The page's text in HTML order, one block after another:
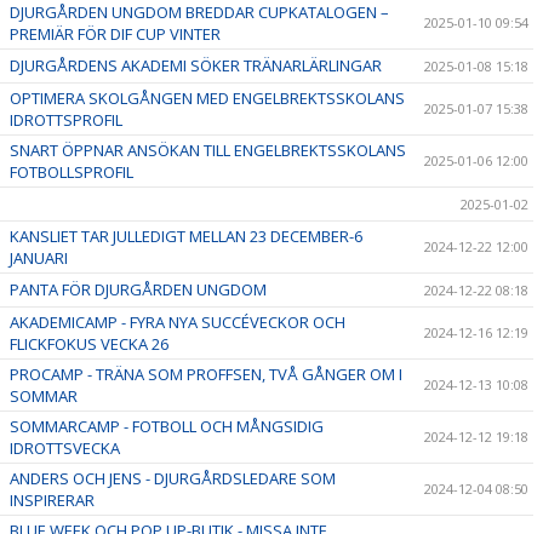
DJURGÅRDEN UNGDOM BREDDAR CUPKATALOGEN –
PREMIÄR FÖR DIF CUP VINTER
2025-01-10 09:54
DJURGÅRDENS AKADEMI SÖKER TRÄNARLÄRLINGAR 2025-01-08 15:18
OPTIMERA SKOLGÅNGEN MED ENGELBREKTSSKOLANS
IDROTTSPROFIL
2025-01-07 15:38
SNART ÖPPNAR ANSÖKAN TILL ENGELBREKTSSKOLANS
FOTBOLLSPROFIL
2025-01-06 12:00
2025-01-02
KANSLIET TAR JULLEDIGT MELLAN 23 DECEMBER-6
JANUARI
2024-12-22 12:00
PANTA FÖR DJURGÅRDEN UNGDOM 2024-12-22 08:18
AKADEMICAMP - FYRA NYA SUCCÉVECKOR OCH
FLICKFOKUS VECKA 26
2024-12-16 12:19
PROCAMP - TRÄNA SOM PROFFSEN, TVÅ GÅNGER OM I
SOMMAR
2024-12-13 10:08
SOMMARCAMP - FOTBOLL OCH MÅNGSIDIG
IDROTTSVECKA
2024-12-12 19:18
ANDERS OCH JENS - DJURGÅRDSLEDARE SOM
INSPIRERAR
2024-12-04 08:50